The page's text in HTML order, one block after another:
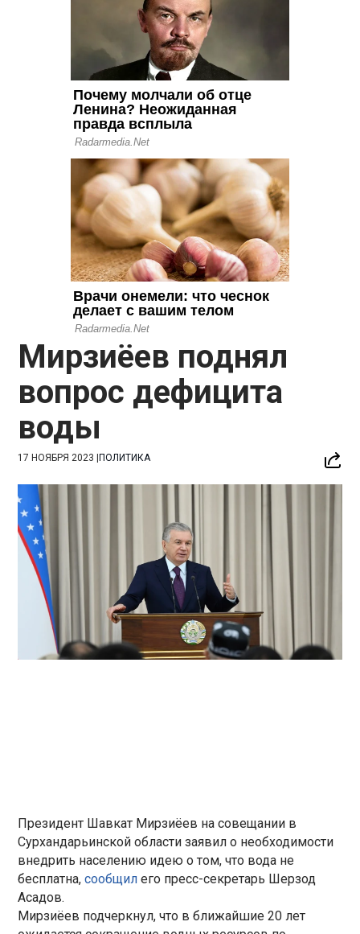
Мирзиёев поднял
вопрос дефицита
воды
17 НОЯБРЯ 2023 |ПОЛИТИКА
Президент Шавкат Мирзиёев на совещании в
Сурхандарьинской области заявил о необходимости
внедрить населению идею о том, что вода не
бесплатна,сообщилего пресс-секретарь Шерзод
Асадов.
Мирзиёев подчеркнул, что в ближайшие 20 лет